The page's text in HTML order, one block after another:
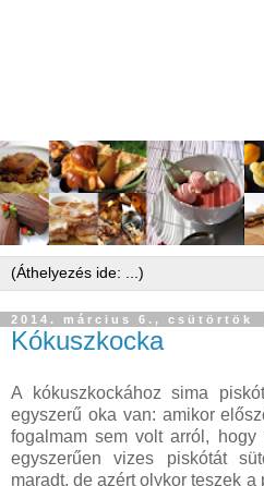
2014. március 6., csütörtök
Kókuszkocka
A kókuszkockához sima
egyszerű oka van: amikor
fogalmam sem volt arról,
egyszerűen vizes piskótát
maradt, de azért olykor teszek